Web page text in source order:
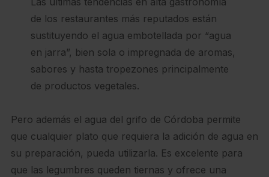
de los restaurantes más reputados están
sustituyendo el agua embotellada por “agua
en jarra”, bien sola o impregnada de aromas,
sabores y hasta tropezones principalmente
de productos vegetales.
Pero además el agua del grifo de Córdoba permite
que cualquier plato que requiera la adición de agua en
su preparación, pueda utilizarla. Es excelente para
que las legumbres queden tiernas y ofrece una